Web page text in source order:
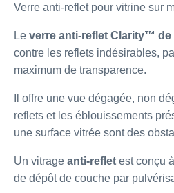
Verre anti-reflet pour vitrine sur
Le verre anti-reflet Clarity™ de
contre les reflets indésirables,
maximum de transparence.
Il offre une vue dégagée, non
reflets et les éblouissements
une surface vitrée sont des
Un vitrage anti-reflet est conçu
de dépôt de couche par